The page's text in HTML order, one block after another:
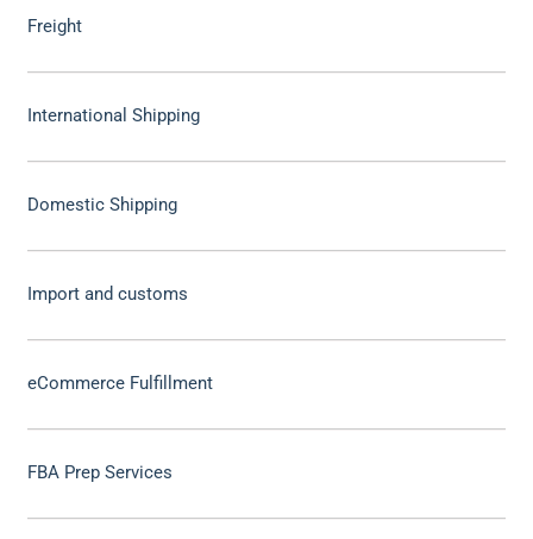
Freight
International Shipping
Domestic Shipping
Import and customs
eCommerce Fulfillment
FBA Prep Services